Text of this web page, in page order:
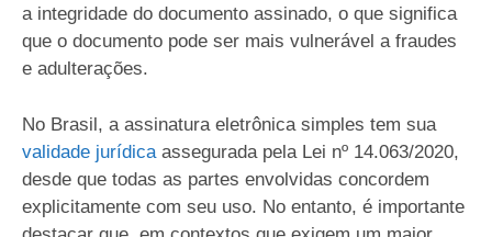
a integridade do documento assinado, o que significa
que o documento pode ser mais vulnerável a fraudes
e adulterações.
No Brasil, a assinatura eletrônica simples tem sua
validade jurídica assegurada pela Lei nº 14.063/2020,
desde que todas as partes envolvidas concordem
explicitamente com seu uso. No entanto, é importante